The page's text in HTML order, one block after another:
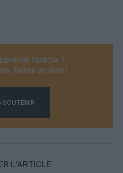
l’article ?
faites un don !
SOUTENIR
L'ARTICLE